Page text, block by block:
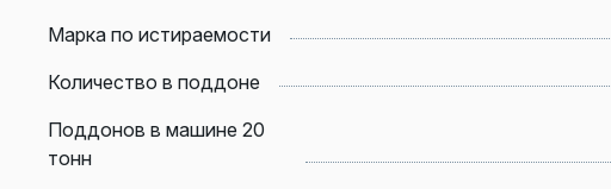
Марка по истираемости
Количество в поддоне
Поддонов в машине 20
тонн